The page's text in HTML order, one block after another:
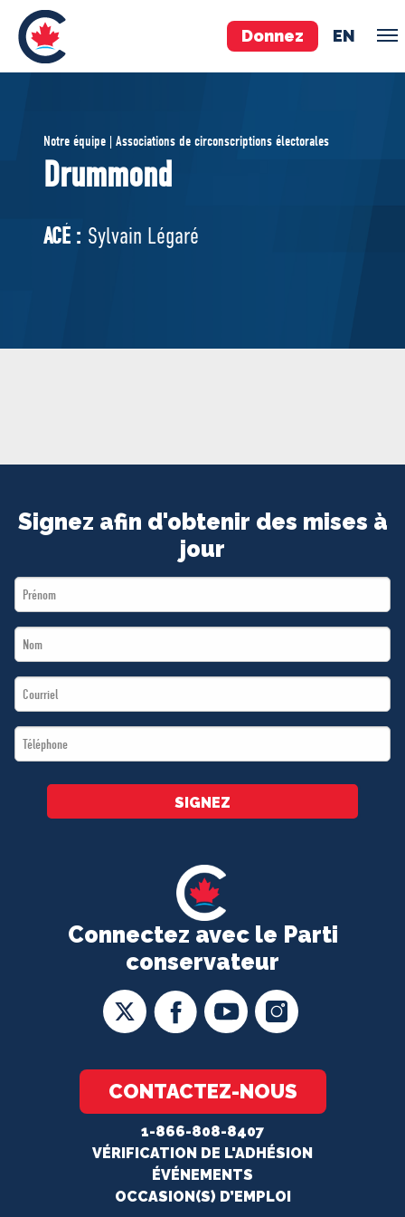
Donnez EN
ÉQUIPE
Pierre Poilievre
Vos députés conservateurs
Cabinet fantôme
Exécutif national
BOUTIQUE
Notre équipe | Associations de circonscriptions électorales
Drummond
ACÉ : Sylvain Légaré
Connectez avec le Parti
conservateur
CONTACTEZ-NOUS
1-866-808-8407
VÉRIFICATION DE L'ADHÉSION
ÉVÉNEMENTS
OCCASION(S) D’EMPLOI
Signez afin d'obtenir des mises à
jour
First
Name
Last
Name
Email
*
Téléphone
*
SIGNEZ